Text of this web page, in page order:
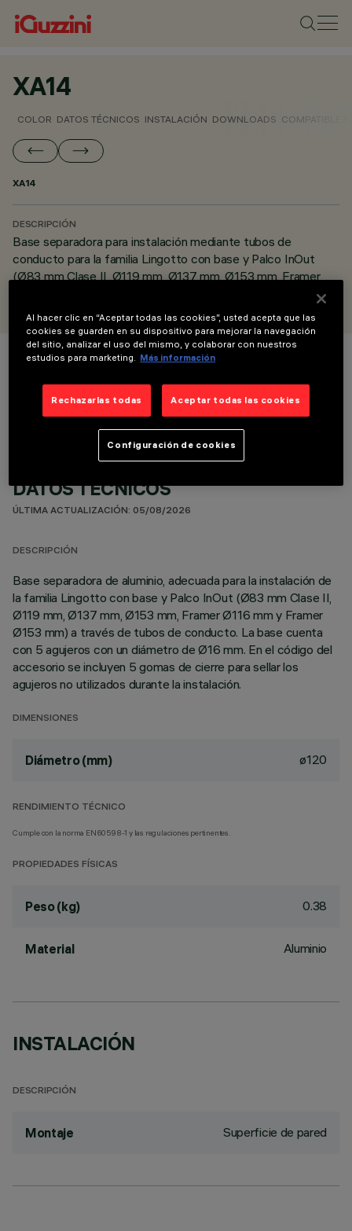
XA14
COLOR DATOS TÉCNICOS INSTALACIÓN DOWNLOADS COMPATIBLE
XA14
DESCRIPCIÓN
Base separadora para instalación mediante tubos de
conducto para la familia Lingotto con base y Palco InOut
(Ø83 mm Clase II, Ø119 mm, Ø137 mm, Ø153 mm, Framer
DATOS TÉCNICOS
ÚLTIMA ACTUALIZACIÓN: 05/08/2026
DESCRIPCIÓN
Base separadora de aluminio, adecuada para la instalación de
la familia Lingotto con base y Palco InOut (Ø83 mm Clase II,
Ø119 mm, Ø137 mm, Ø153 mm, Framer Ø116 mm y Framer
Ø153 mm) a través de tubos de conducto. La base cuenta
con 5 agujeros con un diámetro de Ø16 mm. En el código del
accesorio se incluyen 5 gomas de cierre para sellar los
agujeros no utilizados durante la instalación.
DIMENSIONES
Diámetro (mm) ø120
RENDIMIENTO TÉCNICO
Cumple con la norma EN60598-1 y las regulaciones pertinentes.
PROPIEDADES FÍSICAS
Peso (kg) 0.38
Material Aluminio
INSTALACIÓN
DESCRIPCIÓN
Montaje Superficie de pared
Al hacer clic en “Aceptar todas las cookies”, usted acepta que las
cookies se guarden en su dispositivo para mejorar la navegación
del sitio, analizar el uso del mismo, y colaborar con nuestros
estudios para marketing. Más información
Rechazarlas todas Aceptar todas las cookies
Configuración de cookies